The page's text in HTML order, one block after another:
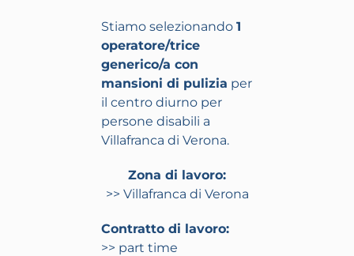
Stiamo selezionando 1
operatore/trice
generico/a con
mansioni di pulizia per
il centro diurno per
persone disabili a
Villafranca di Verona.
Zona di lavoro:
>> Villafranca di Verona
Contratto di lavoro:
>> part time